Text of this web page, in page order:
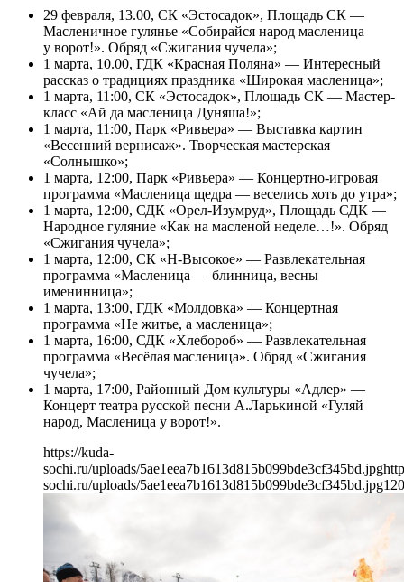
29 февраля, 13.00, СК «Эстосадок», Площадь СК —
Масленичное гулянье «Собирайся народ масленица
у ворот!». Обряд «Сжигания чучела»;
1 марта, 10.00, ГДК «Красная Поляна» — Интересный
рассказ о традициях праздника «Широкая масленица»;
1 марта, 11:00, СК «Эстосадок», Площадь СК — Мастер-
класс «Ай да масленица Дуняша!»;
1 марта, 11:00, Парк «Ривьера» — Выставка картин
«Весенний вернисаж». Творческая мастерская
«Солнышко»;
1 марта, 12:00, Парк «Ривьера» — Концертно-игровая
программа «Масленица щедра — веселись хоть до утра»;
1 марта, 12:00, СДК «Орел-Изумруд», Площадь СДК —
Народное гуляние «Как на масленой неделе…!». Обряд
«Сжигания чучела»;
1 марта, 12:00, СК «Н-Высокое» — Развлекательная
программа «Масленица — блинница, весны
именинница»;
1 марта, 13:00, ГДК «Молдовка» — Концертная
программа «Не житье, а масленица»;
1 марта, 16:00, СДК «Хлебороб» — Развлекательная
программа «Весёлая масленица». Обряд «Сжигания
чучела»;
1 марта, 17:00, Районный Дом культуры «Адлер» —
Концерт театра русской песни А.Ларькиной «Гуляй
народ, Масленица у ворот!».
https://kuda-
sochi.ru/uploads/5ae1eea7b1613d815b099bde3cf345bd.jpg
sochi.ru/uploads/5ae1eea7b1613d815b099bde3cf345bd.jpg